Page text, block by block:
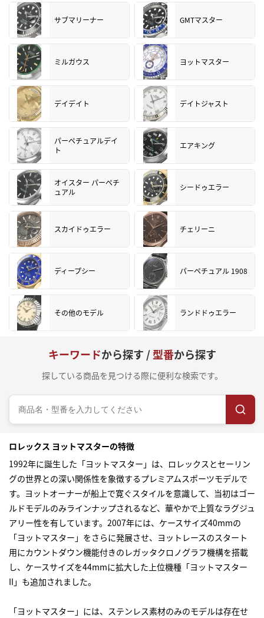
サブマリーナー GMTマスター
ミルガウス ヨットマスター
デイデイト デイトジャスト
パーペチュアルデイ
ト
エアキング
オイスター パーペチ
ュアル
シードゥエラー
スカイドゥエラー チェリーニ
ディープシー パーペチュアル 1908
その他のモデル ランドドゥエラー
キーワードから探す /型番から探す
探している商品を見つける際に便利な検索です。
ロレックス ヨットマスターの特徴
1992年に誕生した「ヨットマスター」は、ロレックスとセーリン
グの世界との深い関係性を象徴するプレミアムスポーツモデルで
す。ヨットオーナーが船上で寛ぐスタイルを意識して、当初はゴー
ルドモデルのみラインナップされるなど、華やかで上質なラグジュ
アリー性を有しています。2007年には、ケースサイズ40mmの
「ヨットマスター」をさらに発展させ、ヨットレースのスタート
用にカウントダウン機能付きのレガッタクロノグラフ機構を搭載
し、ケースサイズを44mmに拡大した上位機種「ヨットマスター
II」も追加されました。
「ヨットマスター」には、ステンレス素材のみのモデルは存在せ